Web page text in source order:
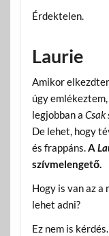
Érdektelen.
Laurie
Amikor
úgy
legjobban a Csak
De lehet, hogy
és frappáns.A
szívmelengető.
Hogy is van az
lehet adni?
Ez nem is